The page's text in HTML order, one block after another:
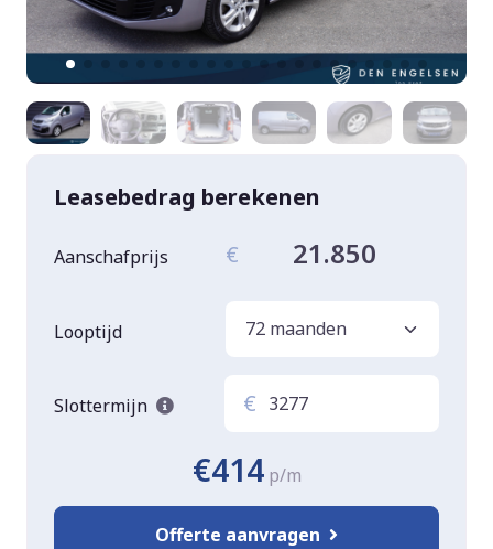
Leasebedrag berekenen
Aanschafprijs € 21.850
Looptijd
Slottermijn €
€414 p/m
Offerte aanvragen